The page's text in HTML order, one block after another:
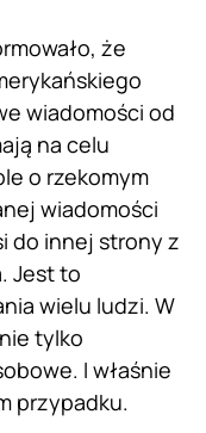
że
wiadomości od
na celu
o rzekomym
wiadomości
do innej strony z
Jest to
wielu ludzi. W
tylko
I właśnie
przypadku.